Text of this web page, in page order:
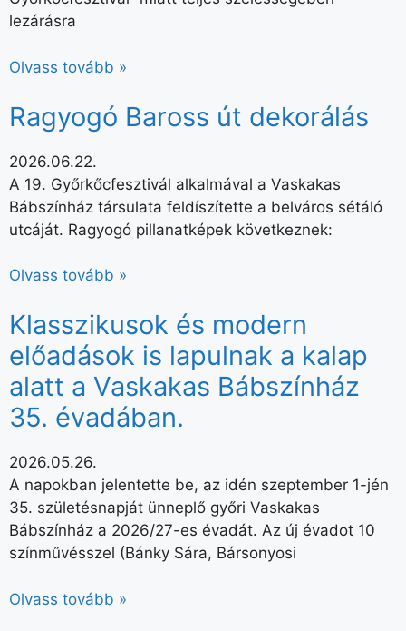
lezárásra
Olvass tovább »
Ragyogó Baross út dekorálás
2026.06.22.
A 19. Győrkőcfesztivál alkalmával a Vaskakas
Bábszínház társulata feldíszítette a belváros sétáló
utcáját. Ragyogó pillanatképek következnek:
Olvass tovább »
Klasszikusok és modern
előadások is lapulnak a kalap
alatt a Vaskakas Bábszínház
35. évadában.
2026.05.26.
A napokban jelentette be, az idén szeptember 1-jén
35. születésnapját ünneplő győri Vaskakas
Bábszínház a 2026/27-es évadát. Az új évadot 10
színművésszel (Bánky Sára, Bársonyosi
Olvass tovább »